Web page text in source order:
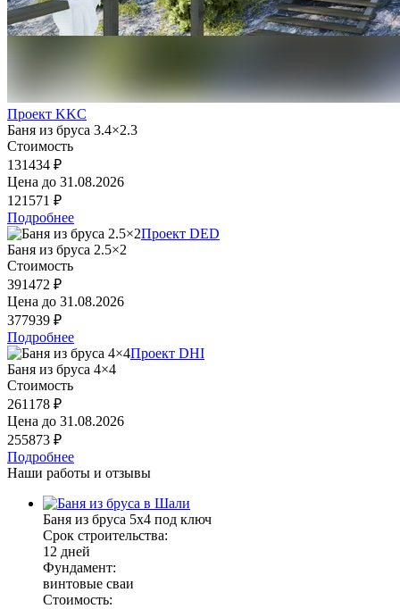
Проект KKC
Баня из бруса 3.4×2.3
Стоимость
131434 ₽
Цена до 31.08.2026
121571 ₽
Подробнее
Проект DED
Баня из бруса 2.5×2
Стоимость
391472 ₽
Цена до 31.08.2026
377939 ₽
Подробнее
Проект DHI
Баня из бруса 4×4
Стоимость
261178 ₽
Цена до 31.08.2026
255873 ₽
Подробнее
Наши работы и отзывы
Баня из бруса 5х4 под ключ
Срок строительства:
12 дней
Фундамент:
винтовые сваи
Стоимость: